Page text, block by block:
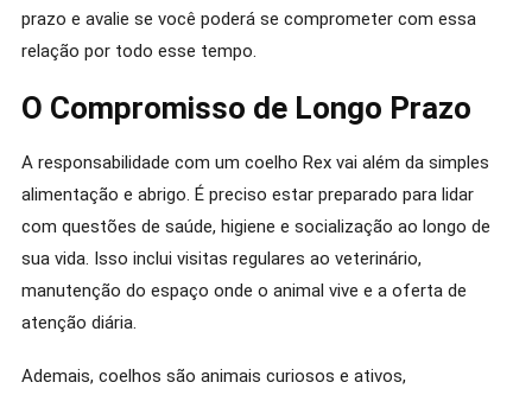
prazo e avalie se você poderá se comprometer com essa
relação por todo esse tempo.
O Compromisso de Longo Prazo
A responsabilidade com um coelho Rex vai além da simples
alimentação e abrigo. É preciso estar preparado para lidar
com questões de saúde, higiene e socialização ao longo de
sua vida. Isso inclui visitas regulares ao veterinário,
manutenção do espaço onde o animal vive e a oferta de
atenção diária.
Ademais, coelhos são animais curiosos e ativos,